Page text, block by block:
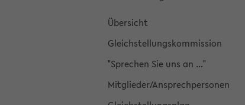
Über­sicht
Gleich­stel­lungs­kom­mis­si­on
"Spre­chen Sie uns an ..."
Mit­glie­der/An­sprech­per­so­nen